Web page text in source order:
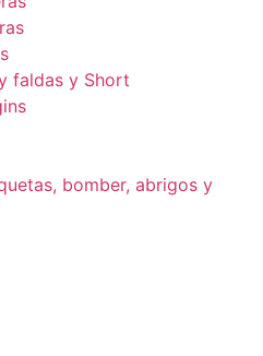
faldas y Short
bomber, abrigos y